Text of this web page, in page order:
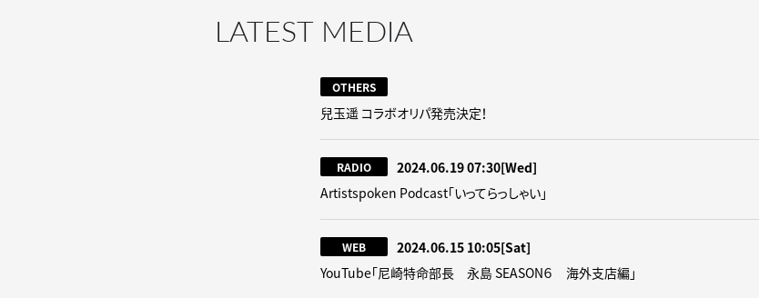
LATEST MEDIA
OTHERS
兒玉遥 コラボオリパ発売決定！
RADIO 2024.06.19 07:30[Wed]
Artistspoken Podcast「いってらっしゃい」
WEB 2024.06.15 10:05[Sat]
YouTube「尼崎特命部長 永島 SEASON６ 海外支店編」